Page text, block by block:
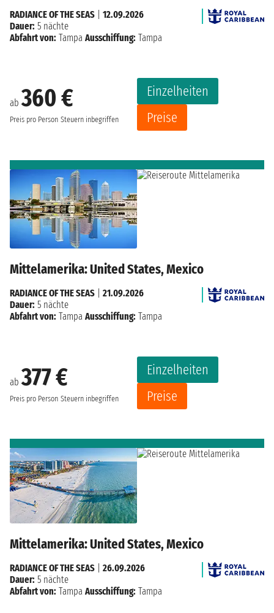
ab360 €
Preis pro Person Steuern inbegriffen
Einzelheiten
Preise
RADIANCE OF THE SEAS
12.09.2026
Dauer: 5 nächte
Abfahrt von: Tampa Ausschiffung: Tampa
Mittelamerika: United States, Mexico
ab377 €
Preis pro Person Steuern inbegriffen
Einzelheiten
Preise
RADIANCE OF THE SEAS
21.09.2026
Dauer: 5 nächte
Abfahrt von: Tampa Ausschiffung: Tampa
Mittelamerika: United States, Mexico
RADIANCE OF THE SEAS
26.09.2026
Dauer: 5 nächte
Abfahrt von: Tampa Ausschiffung: Tampa